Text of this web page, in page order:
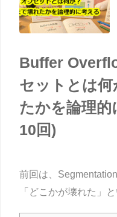
Buffer
セットとは
たかを論理的
10回)
前回は、
「どこかが壊れた」